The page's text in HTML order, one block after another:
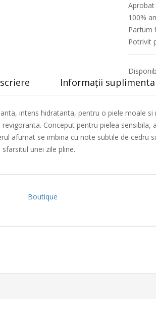
100%
Parfum
Potrivit
Informații
intens hidratanta, pentru o piele moale
Conceput pentru pielea
afumat se imbina cu note subtile de cedru
unei zile pline.
Boutique